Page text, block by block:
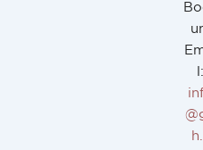
l: